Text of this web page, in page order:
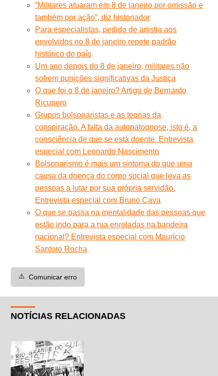
“Militares atuaram em 8 de janeiro por omissão e
também por ação”, diz historiador
Para especialistas, pedido de anistia aos
envolvidos no 8 de janeiro repete padrão
histórico do país
Um ano depois do 8 de janeiro, militares não
sofrem punições significativas da Justiça
O que foi o 8 de janeiro? Artigo de Bernardo
Ricupero
Grupos bolsonaristas e as teorias da
conspiração. A falta da autopatognose, isto é, a
consciência de que se está doente. Entrevista
especial com Leonardo Nascimento
Bolsonarismo é mais um sintoma do que uma
causa da doença do corpo social que leva as
pessoas a lutar por sua própria servidão.
Entrevista especial com Bruno Cava
O que se passa na mentalidade das pessoas que
estão indo para a rua enroladas na bandeira
nacional? Entrevista especial com Maurício
Santoro Rocha
⚠️ Comunicar erro
NOTÍCIAS RELACIONADAS